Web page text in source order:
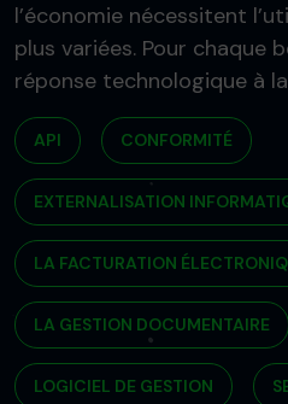
l’économie nécessitent
plus variées. Pour chaque
réponse technologique à
API CONFORMITÉ
EXTERNALISATION
LA FACTURATION
LA GESTION DOCUMENTAIRE
LOGICIEL DE GESTION